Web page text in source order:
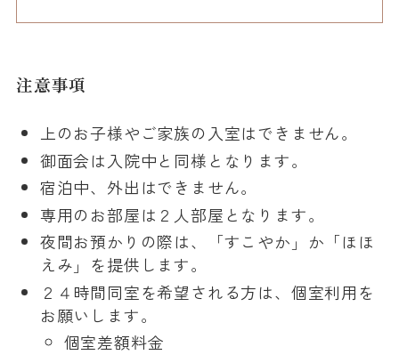
注意事項
上のお子様やご家族の入室はできません。
御面会は入院中と同様となります。
宿泊中、外出はできません。
専用のお部屋は２人部屋となります。
夜間お預かりの際は、「すこやか」か「ほほ
えみ」を提供します。
２４時間同室を希望される方は、個室利用を
お願いします。
個室差額料金